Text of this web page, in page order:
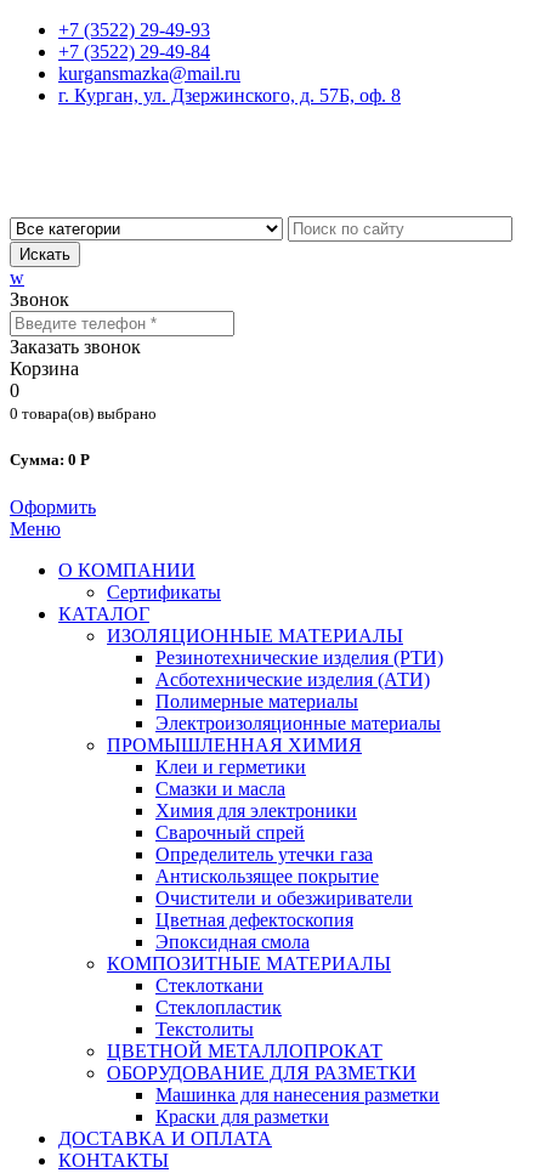
+7 (3522) 29-49-93
+7 (3522) 29-49-84
kurgansmazka@mail.ru
г. Курган, ул. Дзержинского, д. 57Б, оф. 8
Искать
w
Звонок
Заказать звонок
Корзина
0
0 товара(ов) выбрано
Сумма: 0 Р
Оформить
Меню
О КОМПАНИИ
Сертификаты
КАТАЛОГ
ИЗОЛЯЦИОННЫЕ МАТЕРИАЛЫ
Резинотехнические изделия (РТИ)
Асботехнические изделия (АТИ)
Полимерные материалы
Электроизоляционные материалы
ПРОМЫШЛЕННАЯ ХИМИЯ
Клеи и герметики
Смазки и масла
Химия для электроники
Сварочный спрей
Определитель утечки газа
Антискользящее покрытие
Очистители и обезжириватели
Цветная дефектоскопия
Эпоксидная смола
КОМПОЗИТНЫЕ МАТЕРИАЛЫ
Стеклоткани
Стеклопластик
Текстолиты
ЦВЕТНОЙ МЕТАЛЛОПРОКАТ
ОБОРУДОВАНИЕ ДЛЯ РАЗМЕТКИ
Машинка для нанесения разметки
Краски для разметки
ДОСТАВКА И ОПЛАТА
КОНТАКТЫ